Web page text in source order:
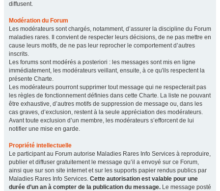
diffusent.
Modération du Forum
Les modérateurs sont chargés, notamment, d’assurer la discipline du Forum
maladies rares. Il convient de respecter leurs décisions, de ne pas mettre en
cause leurs motifs, de ne pas leur reprocher le comportement d’autres
inscrits.
Les forums sont modérés a posteriori : les messages sont mis en ligne
immédiatement, les modérateurs veillant, ensuite, à ce qu'ils respectent la
présente Charte.
Les modérateurs pourront supprimer tout message qui ne respecterait pas
les règles de fonctionnement définies dans cette Charte. La liste ne pouvant
être exhaustive, d’autres motifs de suppression de message ou, dans les
cas graves, d’exclusion, restent à la seule appréciation des modérateurs.
Avant toute exclusion d’un membre, les modérateurs s’efforcent de lui
notifier une mise en garde.
Propriété intellectuelle
Le participant au Forum autorise Maladies Rares Info Services à reproduire,
publier et diffuser gratuitement le message qu’il a envoyé sur ce Forum,
ainsi que sur son site internet et sur les supports papier rendus publics par
Maladies Rares Info Services. Cette autorisation est valable pour une
durée d’un an à compter de la publication du message. Le message posté